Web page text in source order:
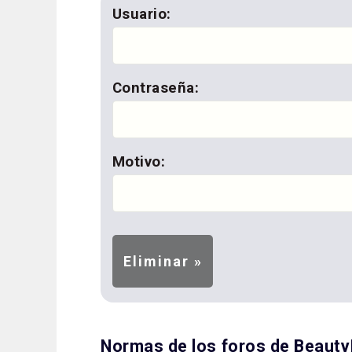
Usuario:
Contraseña:
Motivo:
Normas de los foros de